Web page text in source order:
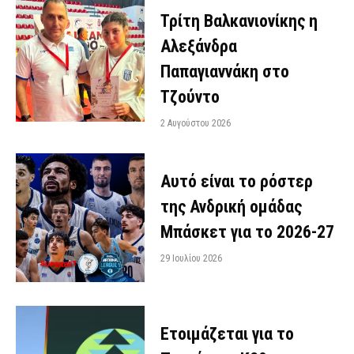
Τρίτη Βαλκανιονίκης η
Αλεξάνδρα
Παπαγιαννάκη στο
Τζούντο
2 Αυγούστου 2026
Αυτό είναι το ρόστερ
της Ανδρική ομάδας
Μπάσκετ για το 2026-27
29 Ιουλίου 2026
Ετοιμάζεται για το